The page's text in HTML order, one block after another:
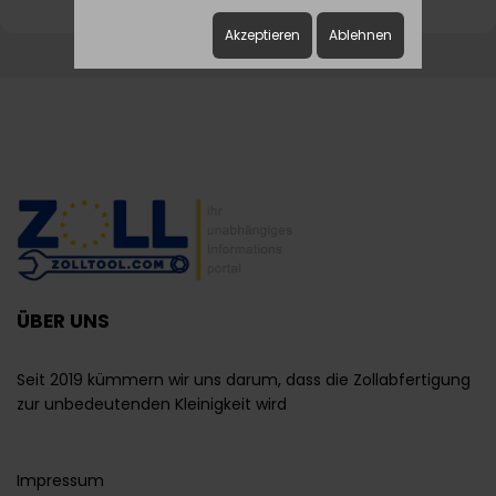
ÜBER UNS
Seit 2019 kümmern wir uns darum, dass die Zollabfertigung
zur unbedeutenden Kleinigkeit wird
Impressum
Akzeptieren Ablehnen